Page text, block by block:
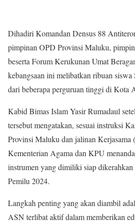
Dihadiri Komandan Densus 88
pimpinan OPD Provinsi Maluku,
beserta Forum Kerukunan Umat
kebangsaan ini melibatkan ribuan
dari beberapa perguruan tinggi di Kota
Kabid Bimas Islam Yasir Rumadaul
tersebut mengatakan, sesuai instruksi
Provinsi Maluku dan jalinan Kerjasama
Kementerian Agama dan KPU
instrumen yang dimiliki siap
Pemilu 2024.
Langkah penting yang akan diambil
ASN terlibat aktif dalam memberikan